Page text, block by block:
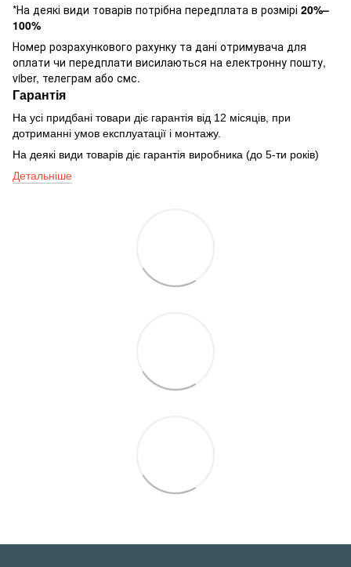
*На деякі види товарів потрібна передплата в розмірі 20%–
100%
Номер розрахункового рахунку та дані отримувача для
оплати чи передплати висилаються на електронну пошту,
viber, телеграм або смс.
Гарантія
На усі придбані товари діє гарантія від 12 місяців, при
дотриманні умов експлуатації і монтажу.
На деякі види товарів діє гарантія виробника (до 5-ти років)
Детальніше